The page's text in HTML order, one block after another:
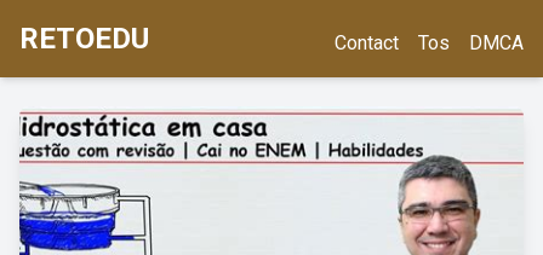
RETOEDU Contact Tos DMCA